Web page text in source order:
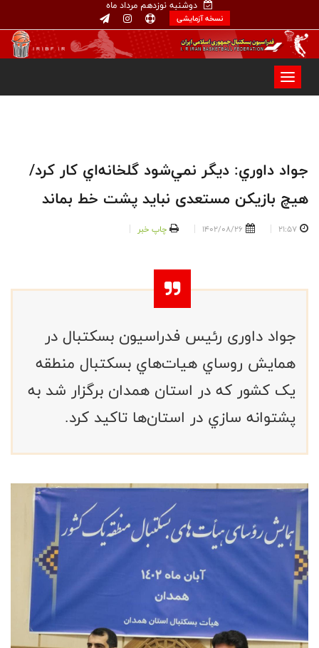
دوشنبه نوزدهم مرداد ماه
نسخه آزمایشی
جواد داوري: ديگر نمي‌شود گلخانه‌اي كار كرد/
هیچ بازیکن مستعدی نبايد پشت خط بماند
21:57
1402/08/26 چاپ خبر
جواد داوری رئیس فدراسیون بسکتبال در
همايش روساي هيات‌هاي بسکتبال منطقه
یک کشور كه در استان همدان برگزار شد به
پشتوانه سازي در استان‌ها تاكيد کرد.